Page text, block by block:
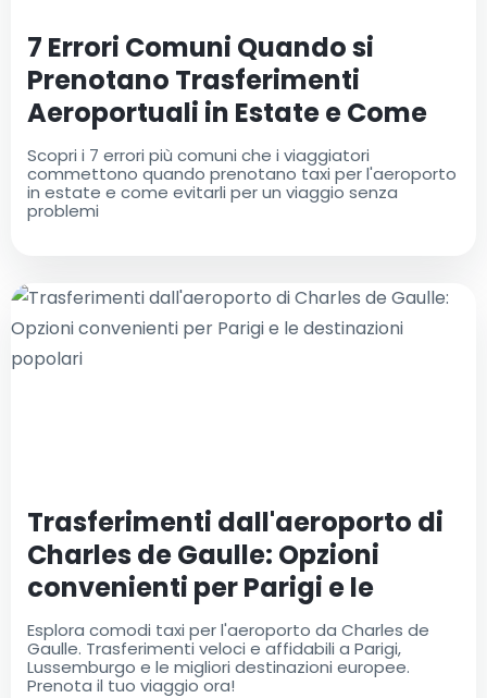
7 Errori Comuni Quando si
Prenotano Trasferimenti
Aeroportuali in Estate e Come
Evitarli
Scopri i 7 errori più comuni che i viaggiatori
commettono quando prenotano taxi per l'aeroporto
in estate e come evitarli per un viaggio senza
problemi
Trasferimenti dall'aeroporto di
Charles de Gaulle: Opzioni
convenienti per Parigi e le
destinazioni popolari
Esplora comodi taxi per l'aeroporto da Charles de
Gaulle. Trasferimenti veloci e affidabili a Parigi,
Lussemburgo e le migliori destinazioni europee.
Prenota il tuo viaggio ora!